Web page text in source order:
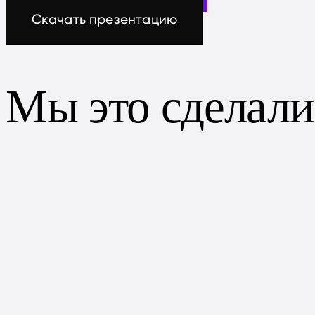
Скачать презентацию
Мы это сделали